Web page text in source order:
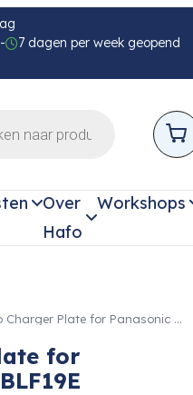
7 dagen per week geopend
Over
Hafo
Workshops
Jupio Charger Plate for Panasonic DMW-BLF19E
for